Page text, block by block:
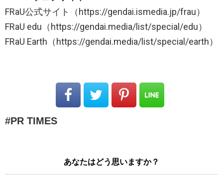
FRaU公式サイト（https://gendai.ismedia.jp/frau）
FRaU edu（https://gendai.media/list/special/edu）
FRaU Earth（https://gendai.media/list/special/earth）
PR TIMES
あなたはどう思いますか？